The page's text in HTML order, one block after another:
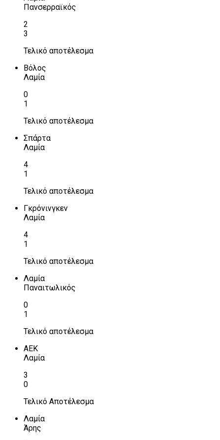
Πανσερραϊκός
2
3
Τελικό αποτέλεσμα
Βόλος
Λαμία
0
1
Τελικό αποτέλεσμα
Σπάρτα
Λαμία
4
1
Τελικό αποτέλεσμα
Γκρόνινγκεν
Λαμία
4
1
Τελικό αποτέλεσμα
Λαμία
Παναιτωλικός
0
1
Τελικό αποτέλεσμα
ΑΕΚ
Λαμία
3
0
Τελικό Αποτέλεσμα
Λαμία
Άρης